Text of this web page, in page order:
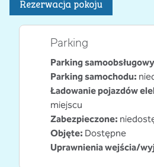
Rezerwacja pokoju
Parking
Parking samoobsługowy
Parking samochodu:
Ładowanie pojazdów
miejscu
Zabezpieczone:
Objęte: Dostępne
Uprawnienia wejścia/